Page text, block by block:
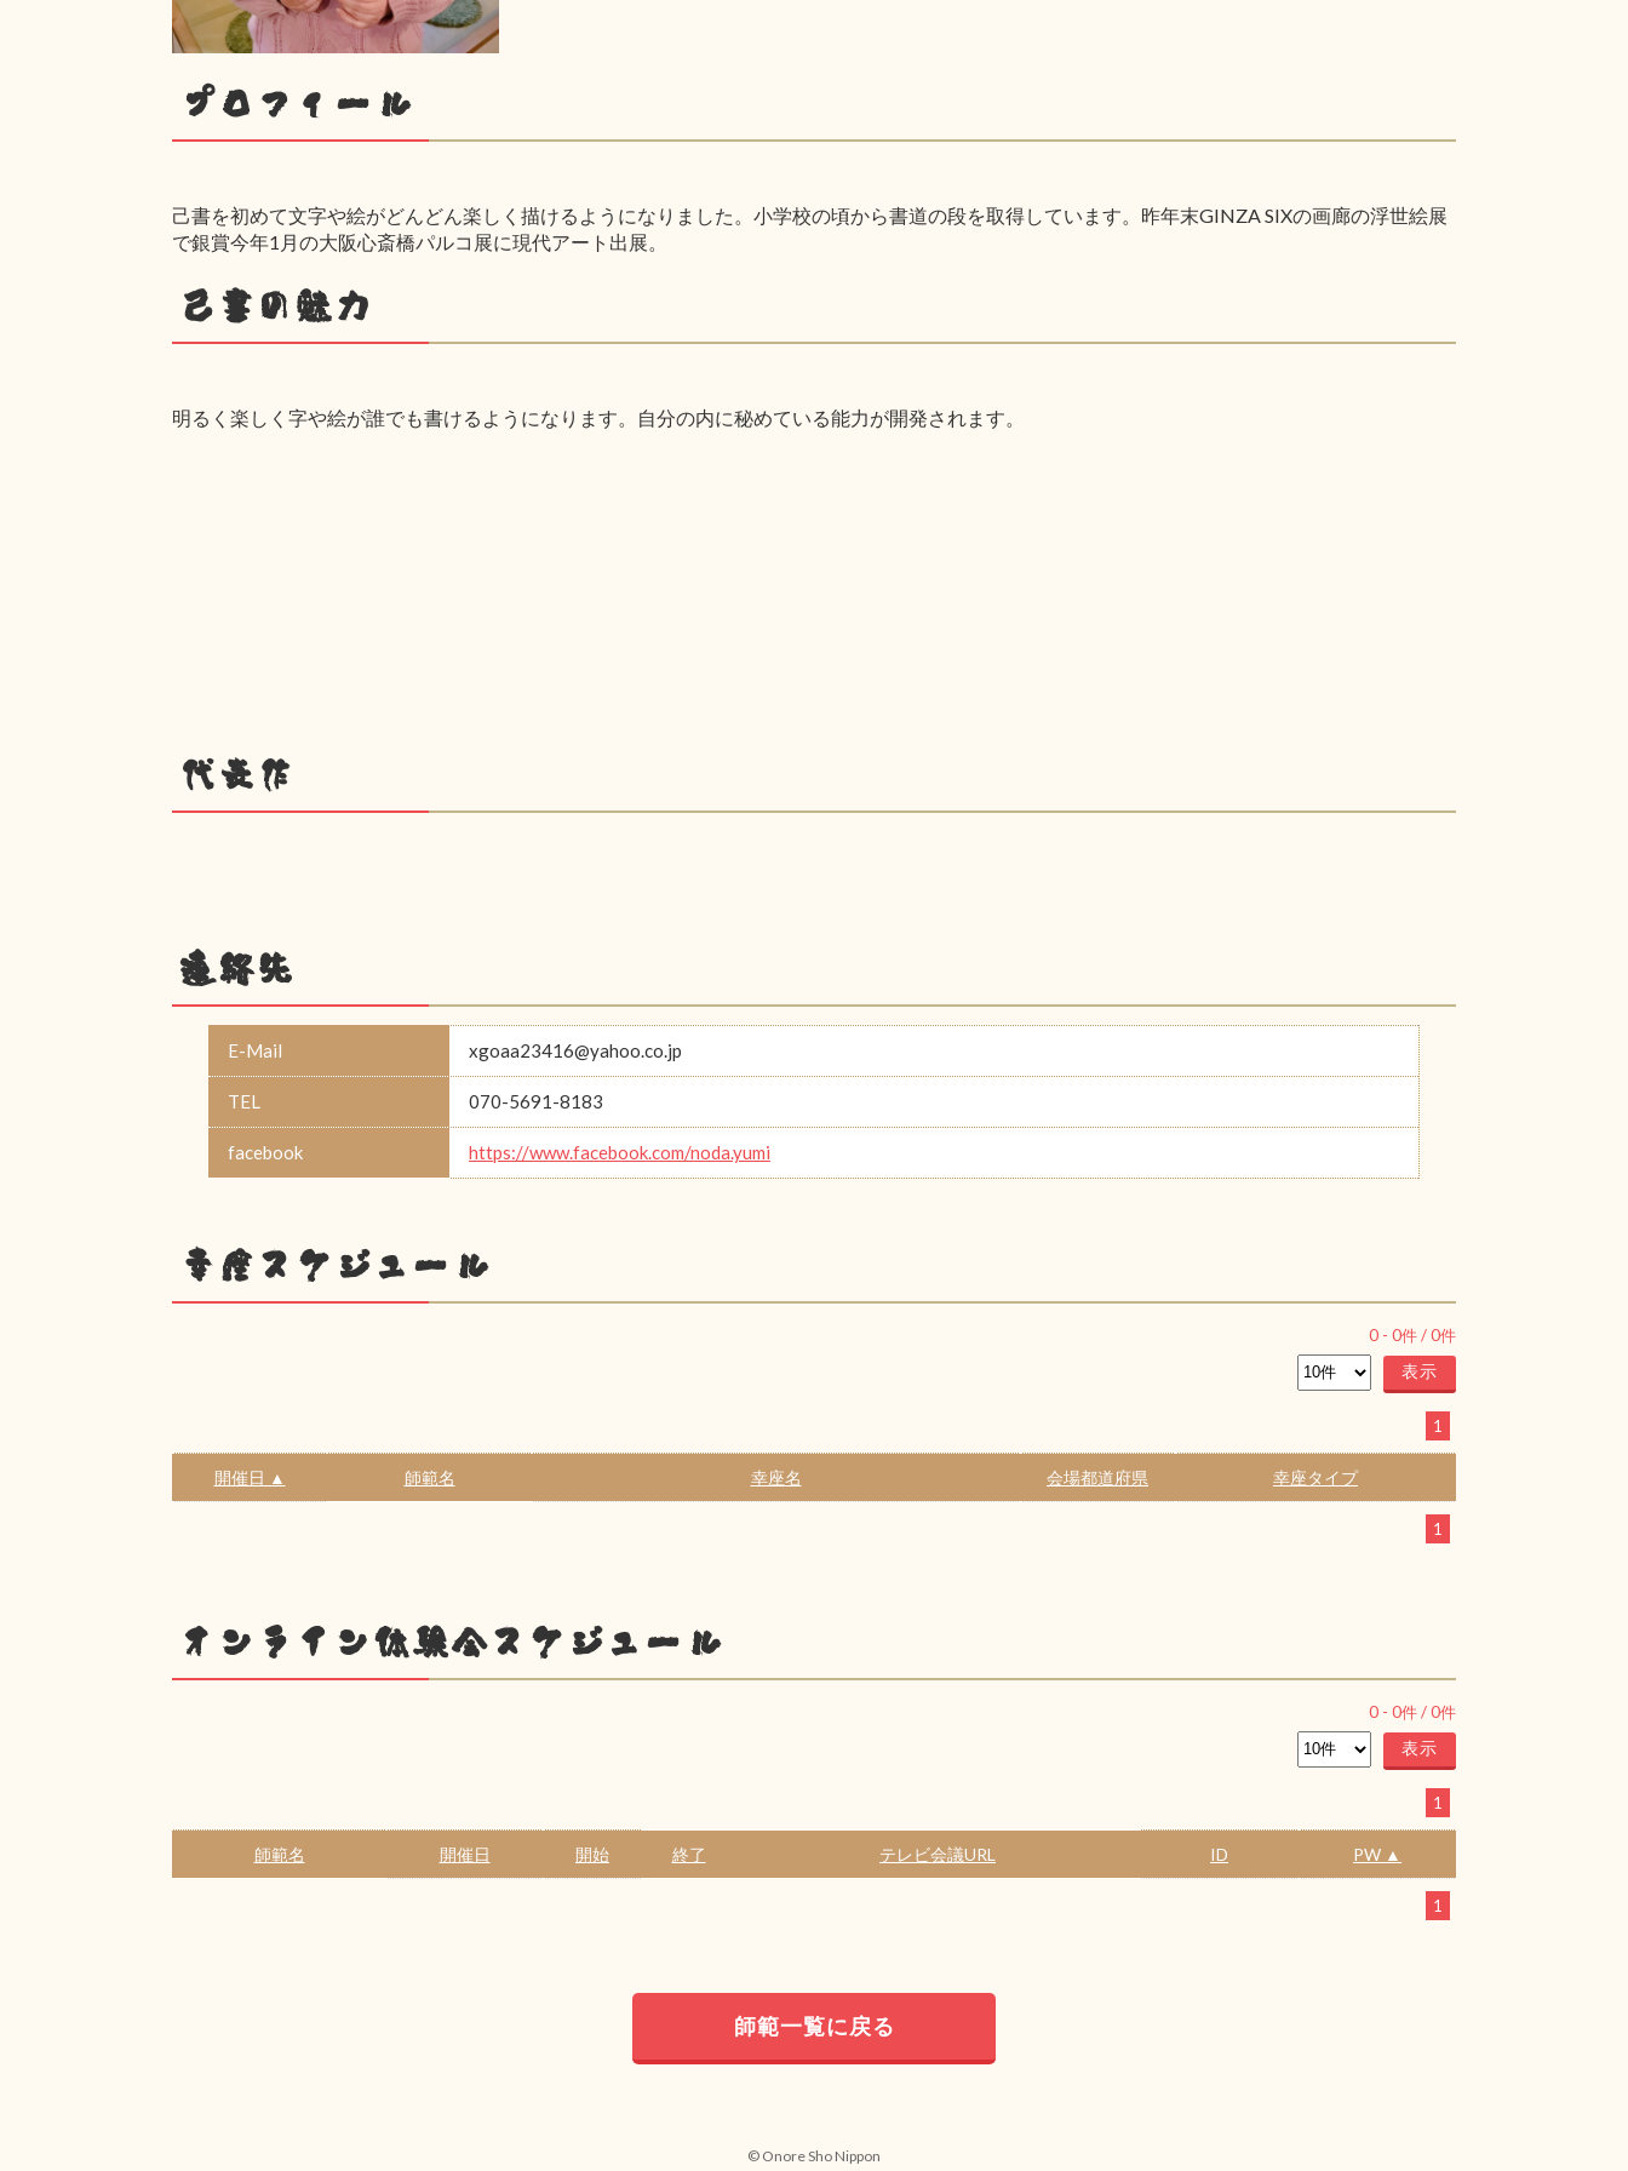
プロフィール
己書を初めて文字や絵がどんどん楽しく描けるようになりました。小学校の頃から書道の段を取得しています。昨年末GINZA SIXの画廊の浮世絵展
で銀賞今年1月の大阪心斎橋パルコ展に現代アート出展。
己書の魅力
明るく楽しく字や絵が誰でも書けるようになります。自分の内に秘めている能力が開発されます。
代表作
連絡先
E-Mail xgoaa23416@yahoo.co.jp
TEL 070-5691-8183
facebook https://www.facebook.com/noda.yumi
幸座スケジュール
0 - 0件 /0件
1
開催日 ▲ 師範名 幸座名 会場都道府県 幸座タイプ
1
オンライン体験会スケジュール
0 - 0件 /0件
1
師範名 開催日 開始 終了 テレビ会議URL ID PW ▲
1
師範一覧に戻る
© Onore Sho Nippon